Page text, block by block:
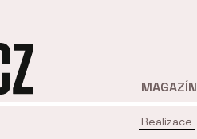
MAGAZÍN
Realizace